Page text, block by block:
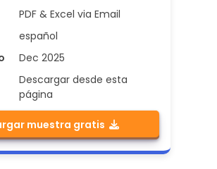
PDF & Excel via Email
español
Dec 2025
Descargar desde esta
página
muestra gratis